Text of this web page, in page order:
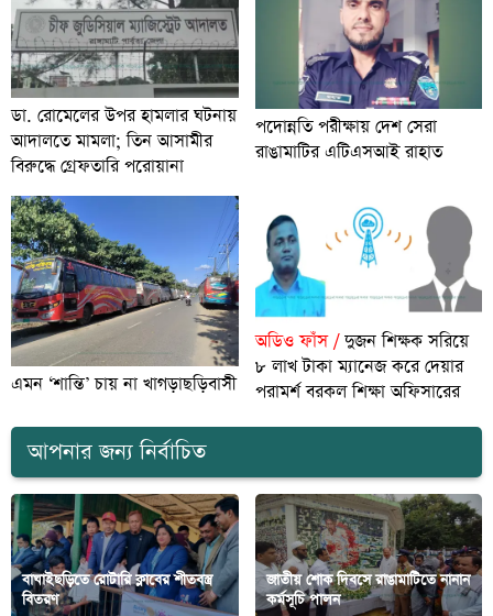
ডা. রোমেলের উপর হামলার ঘটনায়
আদালতে মামলা; তিন আসামীর
বিরুদ্ধে গ্রেফতারি পরোয়ানা
পদোন্নতি পরীক্ষায় দেশ সেরা
রাঙামাটির এটিএসআই রাহাত
এমন ‘শান্তি’ চায় না খাগড়াছড়িবাসী
অডিও ফাঁস /দুজন শিক্ষক সরিয়ে
৮ লাখ টাকা ম্যানেজ করে দেয়ার
পরামর্শ বরকল শিক্ষা অফিসারের
আপনার জন্য নির্বাচিত
বাঘাইছড়িতে রোটারি ক্লাবের শীতবস্ত্র
বিতরণ
জাতীয় শোক দিবসে রাঙামাটিতে নানান
কর্মসূচি পালন